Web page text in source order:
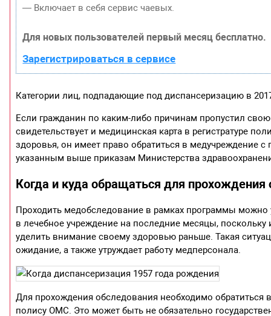
— Включает в себя сервис чаевых.
Для новых пользователей первый месяц бесплатно.
Зарегистрироваться в сервисе
Категории лиц, подпадающие под диспансеризацию в
Если гражданин по каким-либо причинам пропустил
свидетельствует и медицинская карта в регистратуре
здоровья, он имеет право обратиться в медучреждение
указанным выше приказам Министерства
Когда и куда обращаться для прохождения
Проходить медобследование в рамках программы
в лечебное учреждение на последние месяцы,
уделить внимание своему здоровью раньше. Такая
ожидание, а также утруждает работу медперсонала.
Для прохождения обследования необходимо обратиться
полису ОМС. Это может быть не обязательно